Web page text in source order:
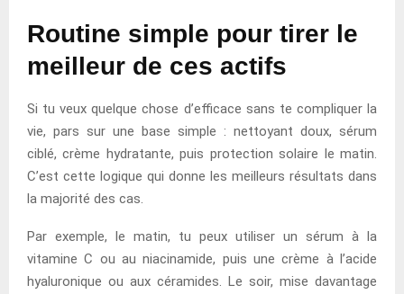
Routine simple pour tirer le
meilleur de ces actifs
Si tu veux quelque chose d’efficace sans te compliquer la
vie, pars sur une base simple : nettoyant doux, sérum
ciblé, crème hydratante, puis protection solaire le matin.
C’est cette logique qui donne les meilleurs résultats dans
la majorité des cas.
Par exemple, le matin, tu peux utiliser un sérum à la
vitamine C ou au niacinamide, puis une crème à l’acide
hyaluronique ou aux céramides. Le soir, mise davantage